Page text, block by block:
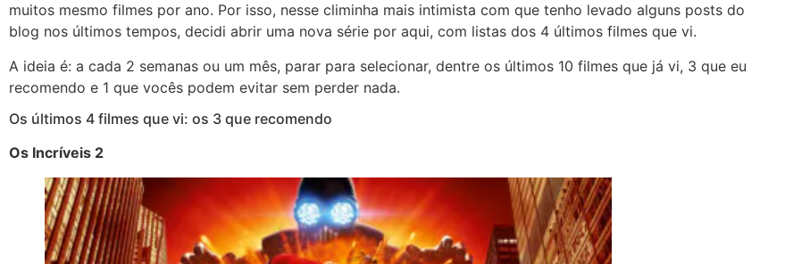
muitos mesmo filmes por ano. Por isso, nesse climinha mais intimista com que tenho levado alguns posts do
blog nos últimos tempos, decidi abrir uma nova série por aqui, com listas dos 4 últimos filmes que vi.
A ideia é: a cada 2 semanas ou um mês, parar para selecionar, dentre os últimos 10 filmes que já vi, 3 que eu
recomendo e 1 que vocês podem evitar sem perder nada.
Os últimos 4 filmes que vi: os 3 que recomendo
Os Incríveis 2